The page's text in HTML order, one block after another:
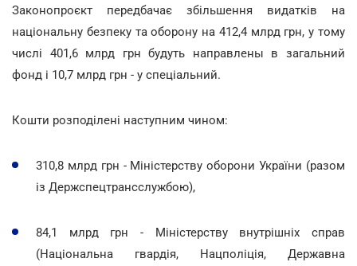
Законопроєкт передбачає збільшення видатків на
національну безпеку та оборону на 412,4 млрд грн, у тому
числі 401,6 млрд грн будуть направлены в загальний
фонд і 10,7 млрд грн - у спеціальний.
Кошти розподілені наступним чином:
310,8 млрд грн - Міністерству оборони України (разом
із Держспецтрансслужбою),
84,1 млрд грн - Міністерству внутрішніх справ
(Національна гвардія, Нацполіція, Державна